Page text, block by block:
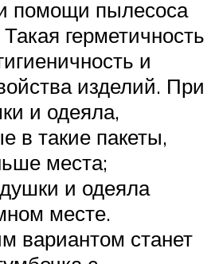
помощи пылесоса
герметичность
и
изделий. При
и одеяла,
в такие пакеты,
места;
и одеяла
месте.
вариантом станет